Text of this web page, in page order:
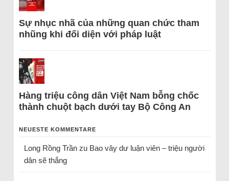
Sự nhục nhã của những quan chức tham
nhũng khi đối diện với pháp luật
Hàng triệu công dân Việt Nam bỗng chốc
thành chuột bạch dưới tay Bộ Công An
NEUESTE KOMMENTARE
Long Rồng Trầnzu Bao vây dư luận viên – triệu người
dân sẽ thắng